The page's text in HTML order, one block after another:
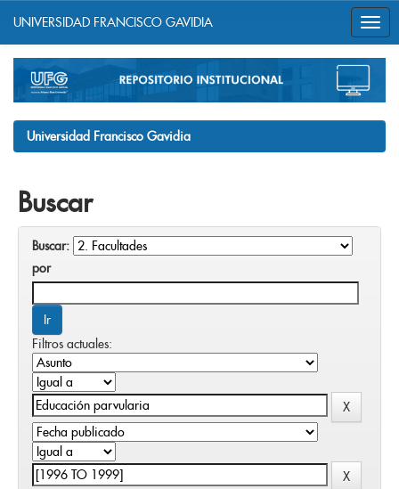
navigation
UNIVERSIDAD FRANCISCO GAVIDIA
Universidad Francisco Gavidia
Buscar
Buscar:
por
Filtros actuales: